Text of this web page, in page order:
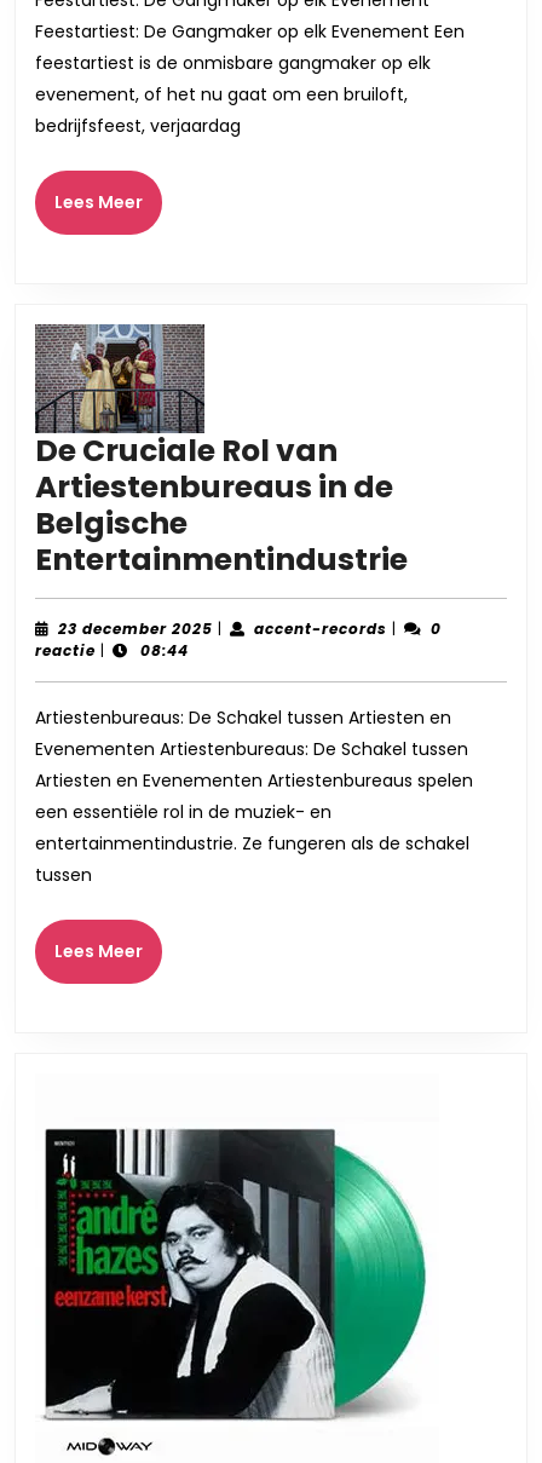
Feestartiest: De Gangmaker op elk Evenement Een
feestartiest is de onmisbare gangmaker op elk
evenement, of het nu gaat om een bruiloft,
bedrijfsfeest, verjaardag
Lees MeerLees
Meer
De Cruciale Rol van
Artiestenbureaus in de
Belgische
EntertainmentindustrieDe
Cruciale
Rol
in
de
23 december 2025 23
| accent-records accent-
|
0
reactie | 08:44
Artiestenbureaus: De Schakel tussen Artiesten en
Evenementen Artiestenbureaus: De Schakel tussen
Artiesten en Evenementen Artiestenbureaus spelen
een essentiële rol in de muziek- en
entertainmentindustrie. Ze fungeren als de schakel
tussen
Lees MeerLees
Meer